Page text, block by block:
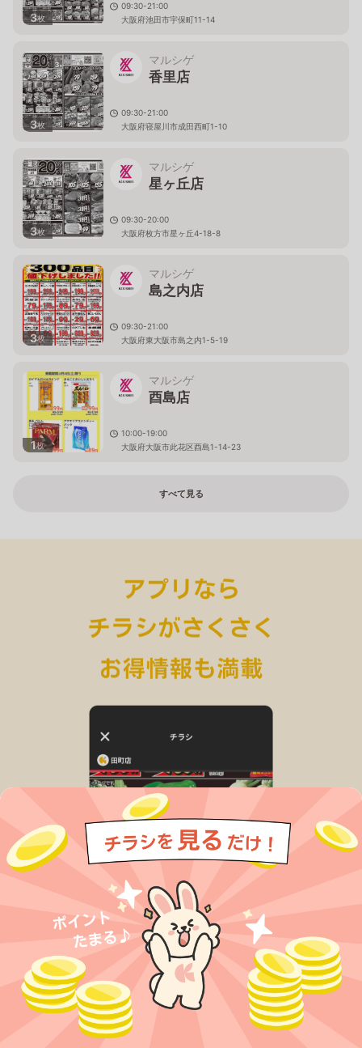
3枚
09:30-21:00
大阪府池田市宇保町11-14
3枚
マルシゲ
香里店
09:30-21:00
大阪府寝屋川市成田西町1-10
3枚
マルシゲ
星ヶ丘店
09:30-20:00
大阪府枚方市星ヶ丘4-18-8
3枚
マルシゲ
島之内店
09:30-21:00
大阪府東大阪市島之内1-5-19
1枚
マルシゲ
酉島店
10:00-19:00
大阪府大阪市此花区酉島1-14-23
すべて見る